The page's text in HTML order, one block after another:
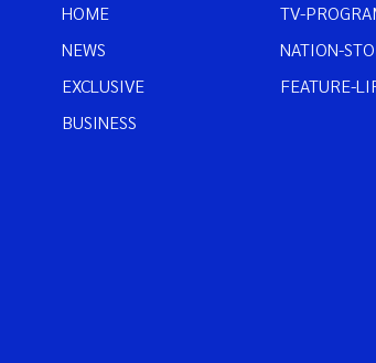
HOME
NEWS
EXCLUSIVE
BUSINESS
TV-
NATION-
FEATURE-